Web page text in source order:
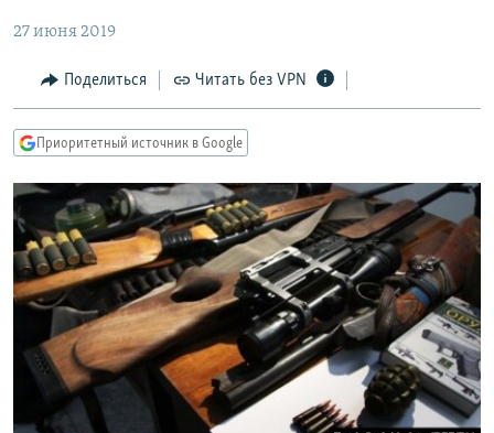
основному
Вернутся
главной
навигации
Вернутся
поиску
ЦИТАТЫ СВОБОДЫ
МНЕНИЯ
IDEL.РЕАЛИИ
КАВКАЗ.РЕАЛИИ
СЕВЕР.РЕАЛИИ
СИБИРЬ.РЕАЛИИ
РАСПИСАНИЕ ВЕЩАНИЯ
ПОДПИШИТЕСЬ НА РАССЫЛКУ
СОЦИАЛЬНЫЕ СЕТИ
27 июня 2019
Поделиться Читать без VPN
Приоритетный источник в Google